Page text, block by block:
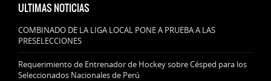
ULTIMAS NOTICIAS
COMBINADO DE LA LIGA LOCAL PONE A PRUEBA A LAS
PRESELECCIONES
Requerimiento de Entrenador de Hockey sobre Césped para los
Seleccionados Nacionales de Perú